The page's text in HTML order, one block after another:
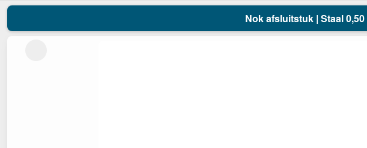
Nok afsluitstuk | Staal